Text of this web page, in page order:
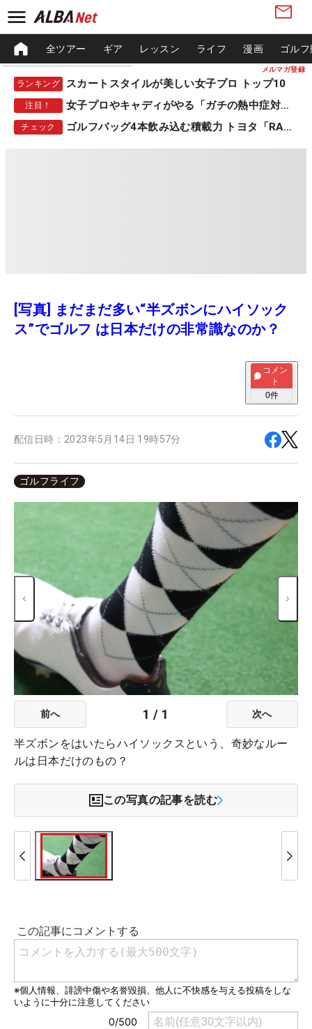
メルマガ登録
全ツアー ギア レッスン ライフ 漫画 ゴル
ランキング スカートスタイルが美しい女子プロ トップ10
注目！ 女子プロやキャディがやる「ガチの熱中症対策」
チェック ゴルフバッグ4本飲み込む積載力 トヨタ「RAV4」
[写真] まだまだ多い“半ズボンにハイソック
ス”でゴルフ は日本だけの非常識なのか？
コメン
ト
0件
配信日時： 2023年5月14日 19時57分
ゴルフライフ
前へ 1 / 1 次へ
半ズボンをはいたらハイソックスという、奇妙なルー
ルは日本だけのもの？
この写真の記事を読む